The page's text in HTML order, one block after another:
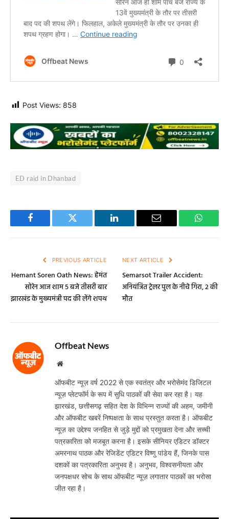
Post Views: 858
ED raid in Dhanbad
Facebook Twitter LinkedIn Email
PREVIOUS ARTICLE
Hemant Soren Oath News: हेमंत
सोरेन आज शाम 5 बजे तीसरी बार
झारखंड के मुख्यमंत्री पद की लेंगे शपथ
NEXT ARTICLE
Semarsot Trailer Accident:
अनियंत्रित ट्रेलर पुल के नीचे गिरा, 2 की
मौत
Offbeat News
Website
ऑफबीट न्यूज़ वर्ष 2022 से एक स्वतंत्र और भरोसेमंद डिजिटल
न्यूज़ प्लेटफॉर्म के रूप में सुधि पाठकों की सेवा कर रहा है। यह
झारखंड, छत्तीसगढ़ सहित देश के विभिन्न राज्यों की अहम, जमीनी
और ऑफबीट खबरें निष्पक्षता के साथ प्रस्तुत करता है। ऑफबीट
न्यूज़ का उद्देश्य जनहित से जुड़े मुद्दों को प्रमुखता देना और सच्ची
पत्रकारिता को मजबूत करना है। इसके सीनियर एडिटर डॉक्टर
अमरनाथ पाठक और रेजिडेंट एडिटर विष्णु पांडेय हैं, जिनके पास
दशकों का पत्रकारिता अनुभव है। अनुभव, विश्वसनीयता और
जनपक्षधर सोच के साथ ऑफबीट न्यूज़ लगातार पाठकों का भरोसा
जीत रहा है।